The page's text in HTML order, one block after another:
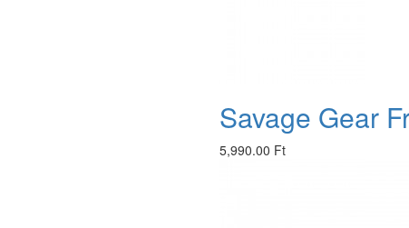
Savage Gear
5,990.00 Ft